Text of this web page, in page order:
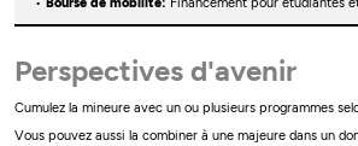
Perspectives d'avenir
Cumulez la mineure avec un ou plusieurs programmes
Vous pouvez aussi la combiner à une majeure dans un